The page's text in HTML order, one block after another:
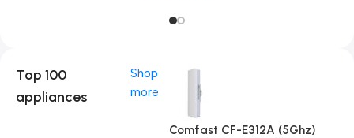
Top 100
appliances
Shop
more
Comfast CF-E312A (5Ghz)